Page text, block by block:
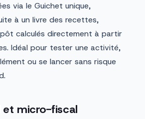
via le Guichet unique,
à un livre des recettes,
calculés directement à partir
Idéal pour tester une activité,
ou se lancer sans risque
et micro-fiscal